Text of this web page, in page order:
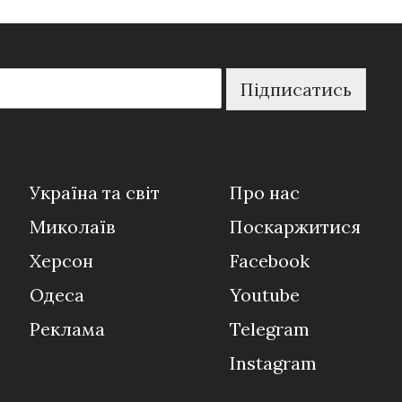
Підписатись
Україна та світ
Миколаїв
Херсон
Одеса
Реклама
Про нас
Поскаржитися
Facebook
Youtube
Telegram
Instagram